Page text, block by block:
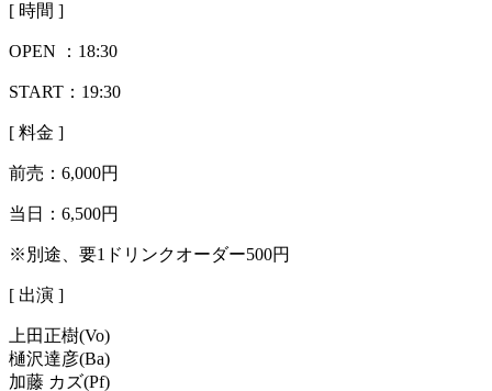
[ 時間 ]
OPEN ： 18:30
START：19:30
[ 料金 ]
前売： 6,000円
当日： 6,500円
※別途、要1ドリンクオーダー500円
[ 出演 ]
上田正樹(Vo)
樋沢達彦(Ba)
加藤 カズ(Pf)